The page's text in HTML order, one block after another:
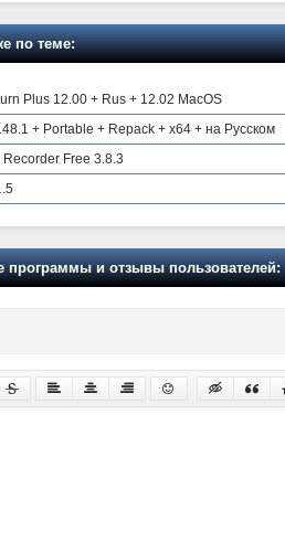
по теме:
Plus 12.00 + Rus + 12.02 MacOS
+ Portable + Repack + x64 + на Русском
Free 3.8.3
и отзывы пользователей: